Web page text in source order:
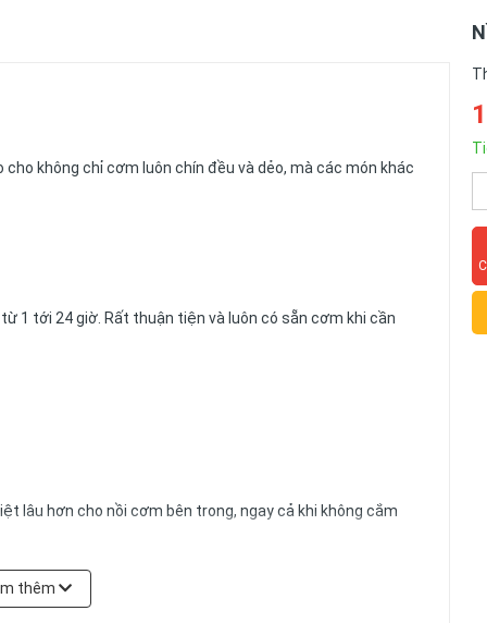
không chỉ cơm luôn chín đều và dẻo, mà các món khác
1 tới 24 giờ. Rất thuận tiện và luôn có sẵn cơm khi cần
lâu hơn cho nồi cơm bên trong, ngay cả khi không cắm
thêm